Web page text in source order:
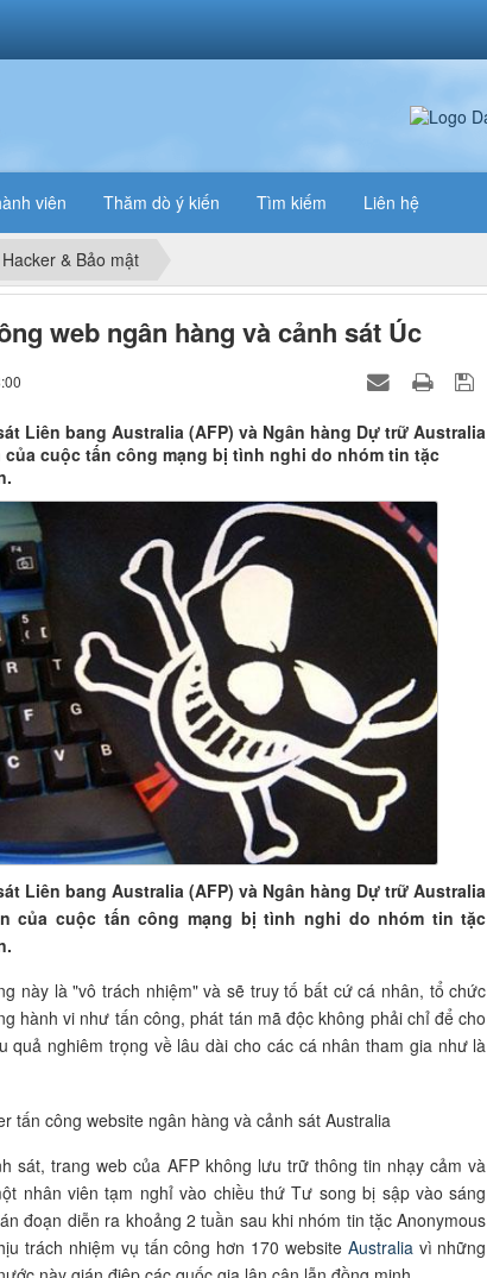
viên Thăm dò ý kiến Tìm kiếm Liên hệ
& Bảo mật
web ngân hàng và cảnh sát Úc
Liên bang Australia (AFP) và Ngân hàng Dự trữ Australia
cuộc tấn công mạng bị tình nghi do nhóm tin tặc
Liên bang Australia (AFP) và Ngân hàng Dự trữ Australia
của cuộc tấn công mạng bị tình nghi do nhóm tin tặc
này là "vô trách nhiệm" và sẽ truy tố bất cứ cá nhân, tổ chức
hành vi như tấn công, phát tán mã độc không phải chỉ để cho
quả nghiêm trọng về lâu dài cho các cá nhân tham gia như là
sát, trang web của AFP không lưu trữ thông tin nhạy cảm và
nhân viên tạm nghỉ vào chiều thứ Tư song bị sập vào sáng
đoạn diễn ra khoảng 2 tuần sau khi nhóm tin tặc Anonymous
trách nhiệm vụ tấn công hơn 170 website Australiavì những